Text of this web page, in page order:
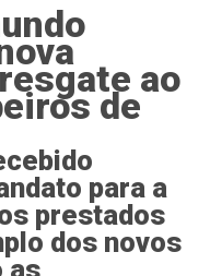
ao
de
para a
prestados
dos novos
as